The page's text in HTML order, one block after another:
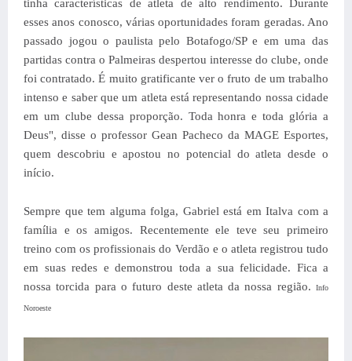
tinha características de atleta de alto rendimento. Durante
esses anos conosco, várias oportunidades foram geradas. Ano
passado jogou o paulista pelo Botafogo/SP e em uma das
partidas contra o Palmeiras despertou interesse do clube, onde
foi contratado. É muito gratificante ver o fruto de um trabalho
intenso e saber que um atleta está representando nossa cidade
em um clube dessa proporção. Toda honra e toda glória a
Deus", disse o professor Gean Pacheco da MAGE Esportes,
quem descobriu e apostou no potencial do atleta desde o
início.
Sempre que tem alguma folga, Gabriel está em Italva com a
família e os amigos. Recentemente ele teve seu primeiro
treino com os profissionais do Verdão e o atleta registrou tudo
em suas redes e demonstrou toda a sua felicidade. Fica a
nossa torcida para o futuro deste atleta da nossa região.
Info
Noroeste